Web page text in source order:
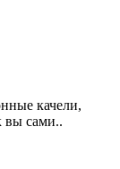
качели,
вы сами..